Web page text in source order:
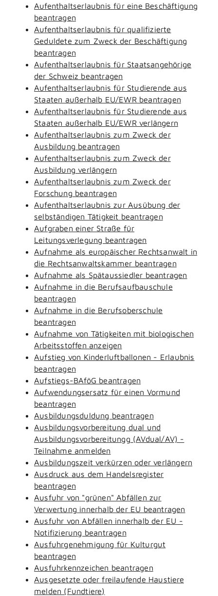
Aufenthaltserlaubnis für eine Beschäftigung
beantragen
Aufenthaltserlaubnis für qualifizierte
Geduldete zum Zweck der Beschäftigung
beantragen
Aufenthaltserlaubnis für Staatsangehörige
der Schweiz beantragen
Aufenthaltserlaubnis für Studierende aus
Staaten außerhalb EU/EWR beantragen
Aufenthaltserlaubnis für Studierende aus
Staaten außerhalb EU/EWR verlängern
Aufenthaltserlaubnis zum Zweck der
Ausbildung beantragen
Aufenthaltserlaubnis zum Zweck der
Ausbildung verlängern
Aufenthaltserlaubnis zum Zweck der
Forschung beantragen
Aufenthaltserlaubnis zur Ausübung der
selbständigen Tätigkeit beantragen
Aufgraben einer Straße für
Leitungsverlegung beantragen
Aufnahme als europäischer Rechtsanwalt in
die Rechtsanwaltskammer beantragen
Aufnahme als Spätaussiedler beantragen
Aufnahme in die Berufsaufbauschule
beantragen
Aufnahme in die Berufsoberschule
beantragen
Aufnahme von Tätigkeiten mit biologischen
Arbeitsstoffen anzeigen
Aufstieg von Kinderluftballonen - Erlaubnis
beantragen
Aufstiegs-BAföG beantragen
Aufwendungsersatz für einen Vormund
beantragen
Ausbildungsduldung beantragen
Ausbildungsvorbereitung dual und
Ausbildungsvorbereitungg (AVdual/AV) -
Teilnahme anmelden
Ausbildungszeit verkürzen oder verlängern
Ausdruck aus dem Handelsregister
beantragen
Ausfuhr von "grünen" Abfällen zur
Verwertung innerhalb der EU beantragen
Ausfuhr von Abfällen innerhalb der EU -
Notifizierung beantragen
Ausfuhrgenehmigung für Kulturgut
beantragen
Ausfuhrkennzeichen beantragen
Ausgesetzte oder freilaufende Haustiere
melden (Fundtiere)